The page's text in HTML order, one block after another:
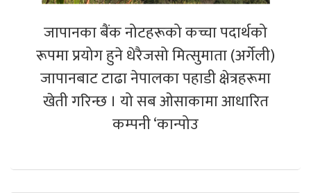
जापानका बैंक नोटहरूको कच्चा पदार्थको
रूपमा प्रयोग हुने धेरैजसो मित्सुमाता (अर्गेली)
जापानबाट टाढा नेपालका पहाडी क्षेत्रहरूमा
खेती गरिन्छ । यो सब ओसाकामा आधारित
कम्पनी ‘कान्पोउ